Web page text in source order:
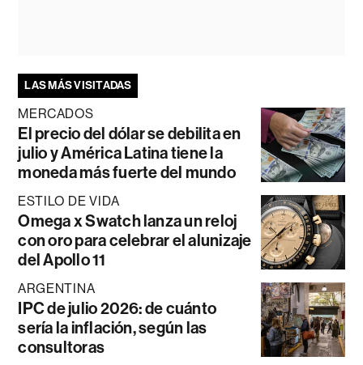
LAS MÁS VISITADAS
MERCADOS
El precio del dólar se debilita en
julio y América Latina tiene la
moneda más fuerte del mundo
ESTILO DE VIDA
Omega x Swatch lanza un reloj
con oro para celebrar el alunizaje
del Apollo 11
ARGENTINA
IPC de julio 2026: de cuánto
sería la inflación, según las
consultoras